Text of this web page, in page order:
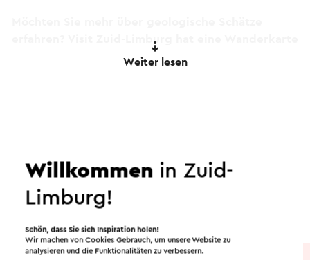
erfahren? Visit Zuid-Limburg hat eine Wanderkarte
mit dem Namen „Geologische Schätze im Geuldal“
Weiter lesen
Radfahren Laufen Mountainbike
Radsport
Radtour
Willkommen in Zuid-
Limburg!
Schön, dass Sie sich Inspiration holen!
Wir machen von Cookies Gebrauch, um unsere Website zu
analysieren und die Funktionalitäten zu verbessern.